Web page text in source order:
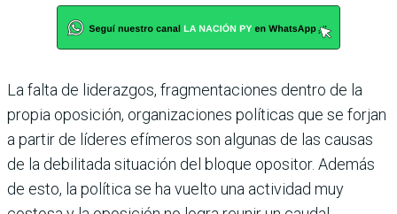
La falta de liderazgos, frag­mentaciones dentro de la
propia oposición, organi­zaciones políticas que se forjan
a partir de líderes efímeros son algunas de las causas
de la debilitada situación del bloque opo­sitor. Además
de esto, la política se ha vuelto una actividad muy